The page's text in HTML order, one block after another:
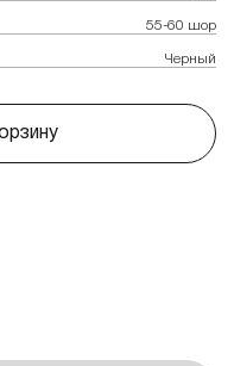
55-60 шор
Черный